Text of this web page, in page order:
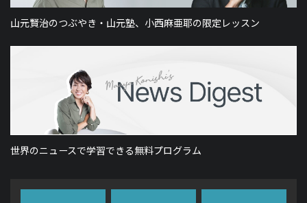
山元賢治のつぶやき・山元塾、小西麻亜耶の限定レッスン
世界のニュースで学習できる無料プログラム